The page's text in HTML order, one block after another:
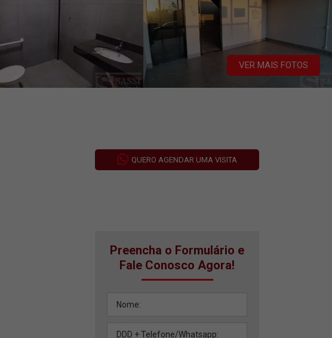
VER MAIS FOTOS
QUERO AGENDAR UMA VISITA
Preencha o Formulário e
Fale Conosco Agora!